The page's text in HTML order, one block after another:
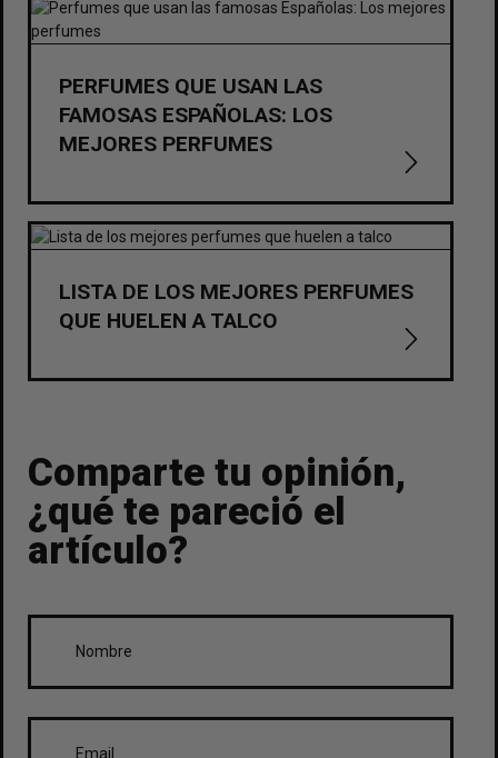
PERFUMES QUE USAN LAS
FAMOSAS ESPAÑOLAS: LOS
MEJORES PERFUMES
LISTA DE LOS MEJORES PERFUMES
QUE HUELEN A TALCO
Comparte tu opinión,
¿qué te pareció el
artículo?